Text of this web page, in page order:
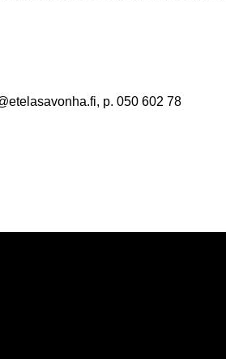
p. 050 602 78